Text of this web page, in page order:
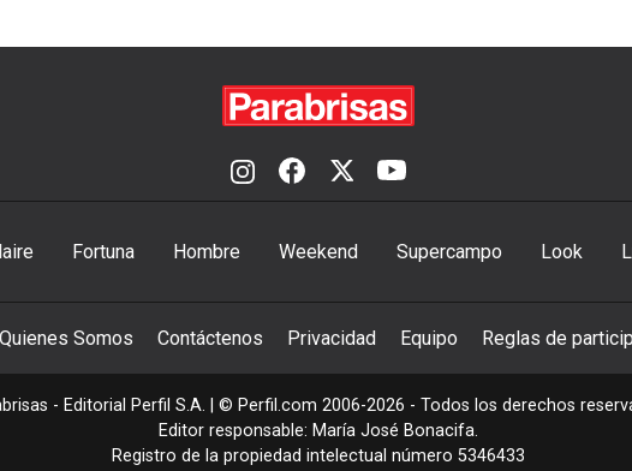
Fortuna Hombre Weekend Supercampo Look
Quienes Somos Contáctenos Privacidad Equipo Reglas de
- Editorial Perfil S.A. | © Perfil.com 2006-2026 - Todos los derechos
Editor responsable: María José Bonacifa.
Registro de la propiedad intelectual número 5346433